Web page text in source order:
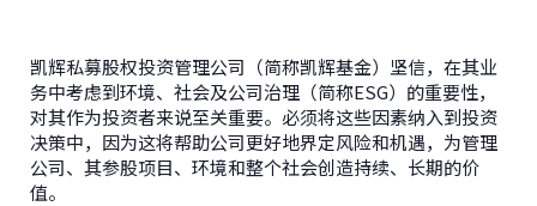
凯辉私募股权投资管理公司（简称凯辉基金）坚信，在其业
务中考虑到环境、社会及公司治理（简称ESG）的重要性，
对其作为投资者来说至关重要。必须将这些因素纳入到投资
决策中，因为这将帮助公司更好地界定风险和机遇，为管理
公司、其参股项目、环境和整个社会创造持续、长期的价
值。